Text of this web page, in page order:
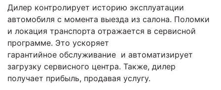
Дилер контролирует историю эксплуатации
автомобиля с момента выезда из салона. Поломки
и локация транспорта отражается в сервисной
программе. Это ускоряет
гарантийное обслуживание и автоматизирует
загрузку сервисного центра. Также, дилер
получает прибыль, продавая услугу.